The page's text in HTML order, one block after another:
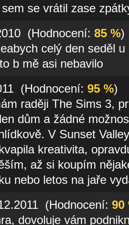
se vrátil zase
(Hodnocení: 85 %)
celý den seděl
b mě asi nebavilo
(Hodnocení: 95 %)
raději The Sims 3,
dům a žádné
V Sunset
kreativita,
až si koupím
nebo letos na jaře
(Hodnocení: 90
dovoluje vám